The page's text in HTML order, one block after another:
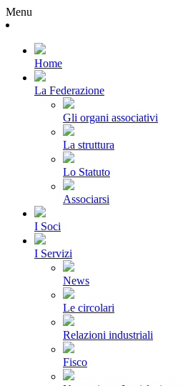
Menu
Home
La Federazione
Gli organi associativi
La struttura
Lo Statuto
Associarsi
I Soci
I Servizi
News
Le circolari
Relazioni industriali
Fisco